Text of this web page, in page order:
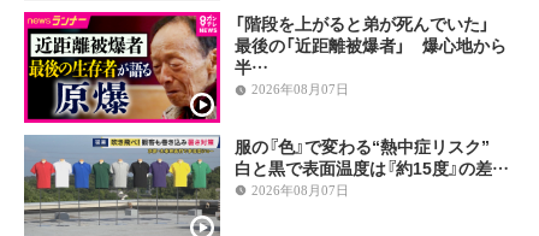
「階段を上がると弟が死んでいた」
最後の「近距離被爆者」 爆心地から
半…
2026年08月07日
服の『色』で変わる“熱中症リスク”
白と黒で表面温度は『約15度』の差…
2026年08月07日